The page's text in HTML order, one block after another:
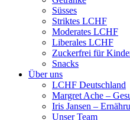
Süsses
Striktes LCHF
Moderates LCHF
Liberales LCHF
Zuckerfrei für
Snacks
Über uns
LCHF Deutschland
Margret Ache –
Iris Jansen –
Unser Team